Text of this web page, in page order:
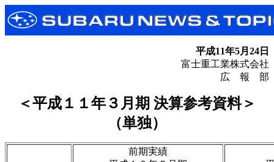
平成11年5月24日
富士重工業株式会社
広 報 部
＜平成１１年３月期 決算参考資料＞
（単独）
前期実績